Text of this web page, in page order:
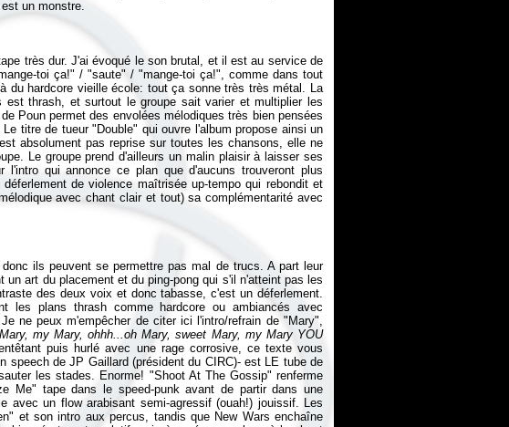
très dur. J'ai évoqué le son brutal, et il est au service de
toi ça!" / "saute" / "mange-toi ça!", comme dans tout
du hardcore vieille école: tout ça sonne très très métal. La
thrash, et surtout le groupe sait varier et multiplier les
Poun permet des envolées mélodiques très bien pensées
titre de tueur "Double" qui ouvre l'album propose ainsi un
absolument pas reprise sur toutes les chansons, elle ne
Le groupe prend d'ailleurs un malin plaisir à laisser ses
qui annonce ce plan que d'aucuns trouveront plus
de violence maîtrisée up-tempo qui rebondit et
avec chant clair et tout) sa complémentarité avec
ils peuvent se permettre pas mal de trucs. A part leur
art du placement et du ping-pong qui s'il n'atteint pas les
des deux voix et donc tabasse, c'est un déferlement.
les plans thrash comme hardcore ou ambiancés avec
ne peux m'empêcher de citer ici l'intro/refrain de "Mary",
my Mary, ohhh...oh Mary, sweet Mary, my Mary YOU
puis hurlé avec une rage corrosive, ce texte vous
speech de JP Gaillard (président du CIRC)- est LE tube de
les stades. Enorme! "Shoot At The Gossip" renferme
Me" tape dans le speed-punk avant de partir dans une
avec un flow arabisant semi-agressif (ouah!) jouissif. Les
et son intro aux percus, tandis que New Wars enchaîne